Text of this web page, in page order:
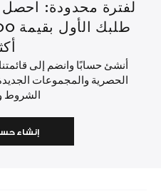
أنشئ حسابًا وانضم إلى
الحصرية والمجموعات
الشروط
إنشاء